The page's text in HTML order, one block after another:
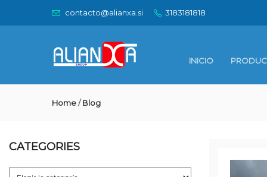
contacto@alianxa.si 3183181818
INICIO
Home/ Blog
CATEGORIES